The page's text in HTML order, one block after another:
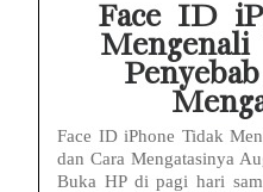
Face ID
Face ID iPhone Tidak
dan Cara Mengatasinya
Buka HP di pagi hari